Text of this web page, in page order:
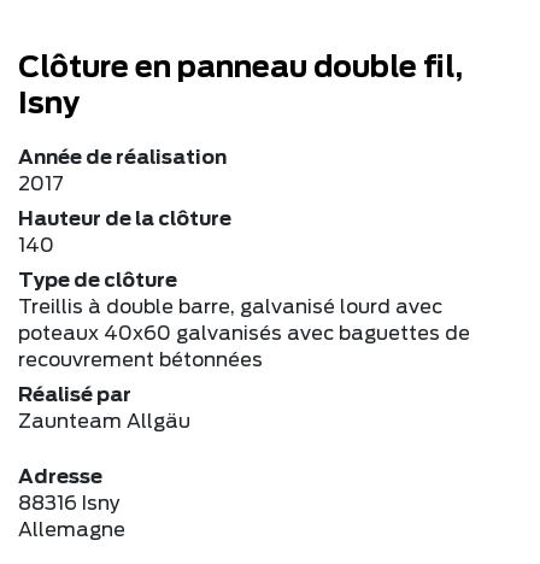
Clôture en panneau double fil,
Isny
Année de réalisation
2017
Hauteur de la clôture
140
Type de clôture
Treillis à double barre, galvanisé lourd avec
poteaux 40x60 galvanisés avec baguettes de
recouvrement bétonnées
Réalisé par
Zaunteam Allgäu
Adresse
88316 Isny
Allemagne